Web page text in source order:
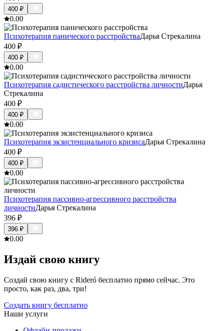
400 ₽
0.00
Психотерапия панического расстройстваДарья Стрекалина
400 ₽
400 ₽
0.00
Психотерапия садистического расстройства личностиДарья
Стрекалина
400 ₽
400 ₽
0.00
Психотерапия экзистенциального кризисаДарья Стрекалина
400 ₽
400 ₽
0.00
Психотерапия пассивно-агрессивного расстройства
личностиДарья Стрекалина
396 ₽
396 ₽
0.00
Издай свою книгу
Создай свою книгу с Rideró бесплатно прямо сейчас. Это
просто, как раз, два, три!
Создать книгу бесплатно
Наши услуги